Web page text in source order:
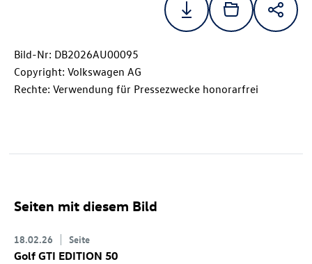
Bild-Nr: DB2026AU00095
Copyright: Volkswagen AG
Rechte: Verwendung für Pressezwecke honorarfrei
Seiten mit diesem Bild
18.02.26 Seite
Golf GTI EDITION 50